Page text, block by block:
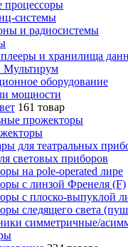
процессоры
системы
и радиосистемы
и хранилища
оборудование
мощности
161 товар
прожекторы
для театральных
световых приборов
на pole-operated лире
с линзой Френеля (F)
с плоско-выпуклой
следящего света
симметричные/